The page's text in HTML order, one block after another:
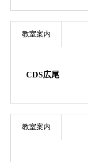
お問合せ
Online
教室案内
CDS広尾
教室案内